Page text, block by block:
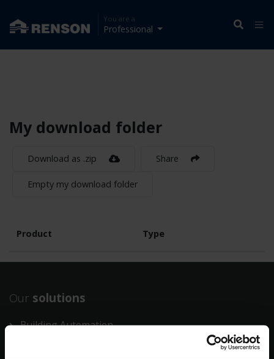
You are a
Professional
My download folder
Download as .zip Share
Empty my download folder
Product Type
Our solutions
Building Automation